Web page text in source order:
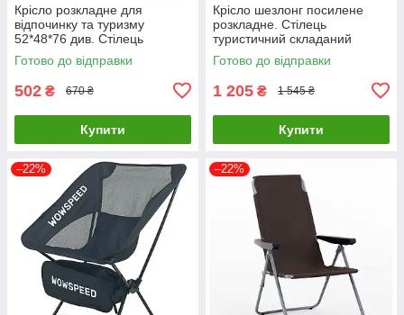
Крісло розкладне для
відпочинку та туризму
52*48*76 див. Стілець
туристичний складаний
MH3075
Готово до відправки
502 ₴ 670 ₴
Купити
Крісло шезлонг посилене
розкладне. Стілець
туристичний складаний
MH3082
Готово до відправки
1 205 ₴ 1 545 ₴
Купити
–22% –22%